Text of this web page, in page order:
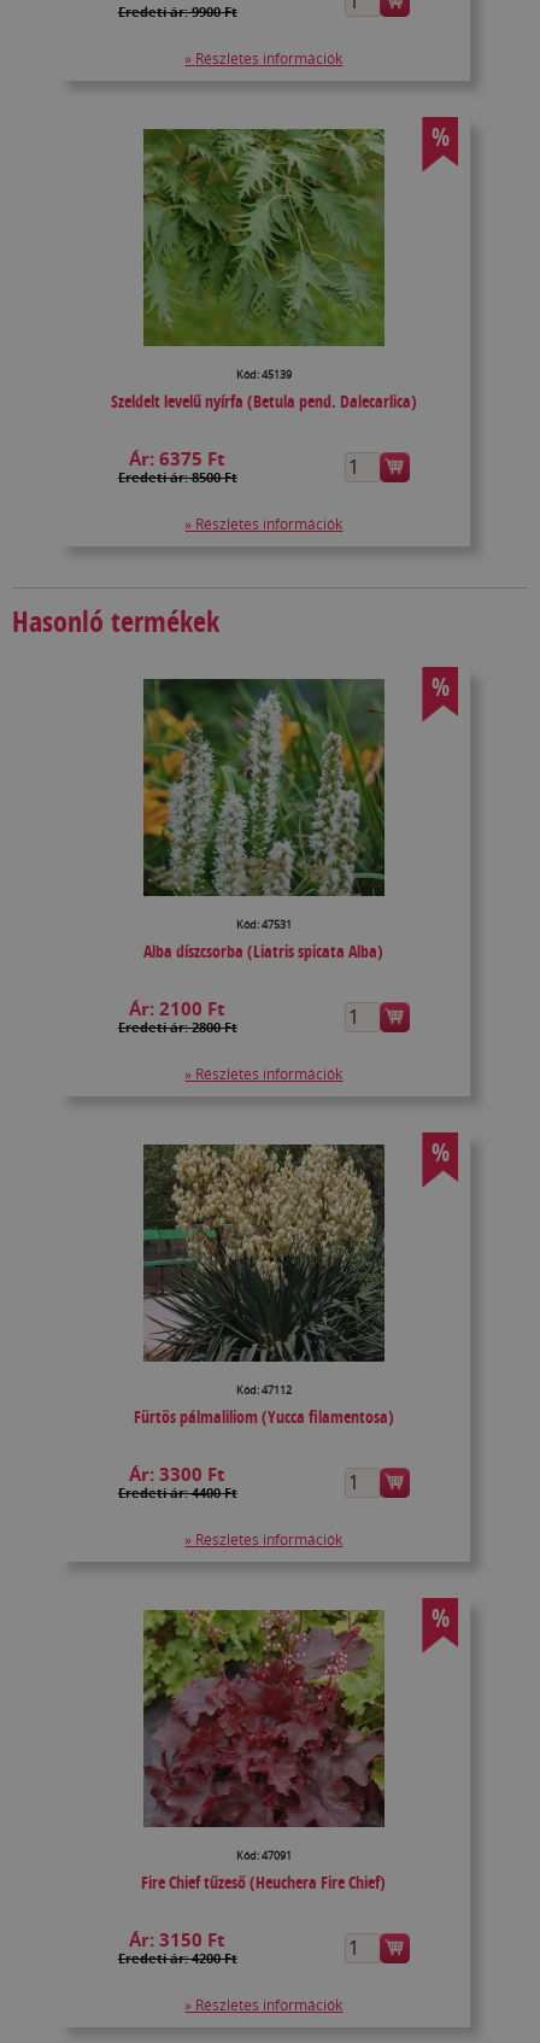
Eredeti ár: 9900 Ft
» Részletes információk
%
Kód: 45139
Szeldelt levelű nyírfa (Betula pend. Dalecarlica)
Ár:6375 Ft
Eredeti ár: 8500 Ft
» Részletes információk
Hasonló termékek
%
Kód: 47531
Alba díszcsorba (Liatris spicata Alba)
Ár:2100 Ft
Eredeti ár: 2800 Ft
» Részletes információk
%
Kód: 47112
Fürtös pálmaliliom (Yucca filamentosa)
Ár:3300 Ft
Eredeti ár: 4400 Ft
» Részletes információk
%
Kód: 47091
Fire Chief tűzeső (Heuchera Fire Chief)
Ár:3150 Ft
Eredeti ár: 4200 Ft
» Részletes információk